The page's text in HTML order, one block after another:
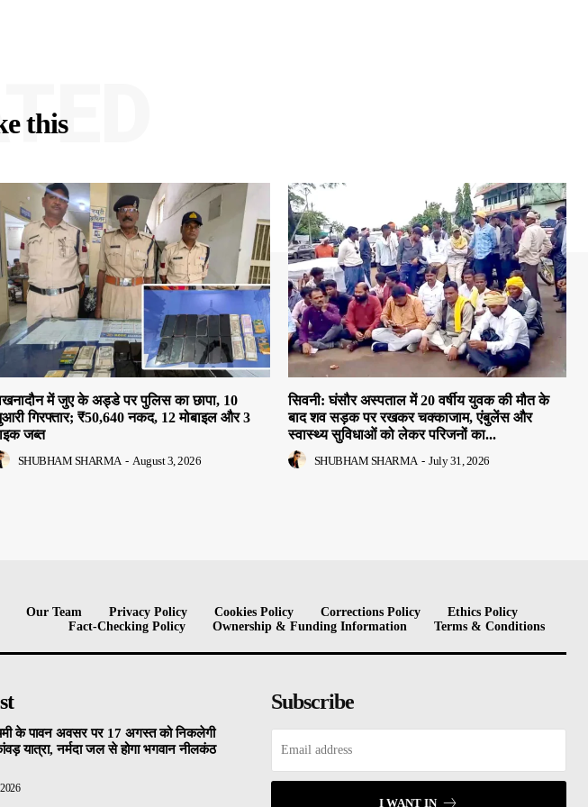
this
में जुए के अड्डे पर पुलिस का छापा, 10
गिरफ्तार; ₹50,640 नकद, 12 मोबाइल और 3
जब्त
SHUBHAM SHARMA - August 3, 2026
सिवनी: घंसौर अस्पताल में 20 वर्षीय युवक की मौत के
बाद शव सड़क पर रखकर चक्काजाम, एंबुलेंस और
स्वास्थ्य सुविधाओं को लेकर परिजनों का...
SHUBHAM SHARMA - July 31, 2026
Our Team Privacy Policy Cookies Policy Corrections Policy
Ethics Policy
Fact-Checking Policy
Ownership & Funding Information Terms & Conditions
के पावन अवसर पर 17 अगस्त को निकलेगी
यात्रा, नर्मदा जल से होगा भगवान नीलकंठ
Subscribe
I WANT IN